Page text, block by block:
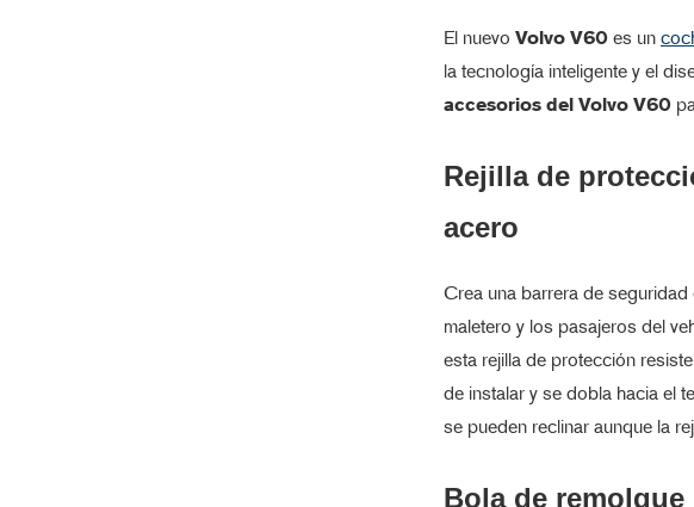
El nuevo Volvo V60 es un
la tecnología inteligente y el
accesorios del Volvo V60
Rejilla de
acero
Crea una barrera de seguridad
maletero y los pasajeros del
esta rejilla de protección
de instalar y se dobla hacia el
se pueden reclinar aunque la
Bola de remolque